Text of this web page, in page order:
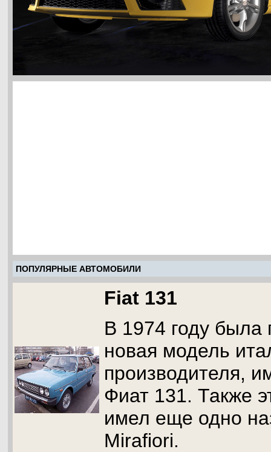
ПОПУЛЯРНЫЕ АВТОМОБИЛИ
Fiat 131
В 1974 году была
новая модель
производителя,
Фиат 131. Также
имел еще одно
Mirafiori.